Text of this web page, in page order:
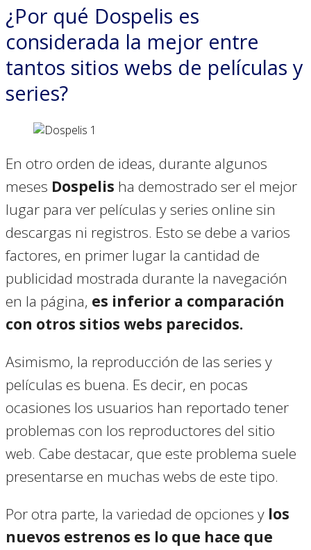
¿Por qué Dospelis es
considerada la mejor entre
tantos sitios webs de películas y
series?
En otro orden de ideas, durante algunos
meses Dospelis ha demostrado ser el mejor
lugar para ver películas y series online sin
descargas ni registros. Esto se debe a varios
factores, en primer lugar la cantidad de
publicidad mostrada durante la navegación
en la página, es inferior a comparación
con otros sitios webs parecidos.
Asimismo, la reproducción de las series y
películas es buena. Es decir, en pocas
ocasiones los usuarios han reportado tener
problemas con los reproductores del sitio
web. Cabe destacar, que este problema suele
presentarse en muchas webs de este tipo.
Por otra parte, la variedad de opciones y los
nuevos estrenos es lo que hace que